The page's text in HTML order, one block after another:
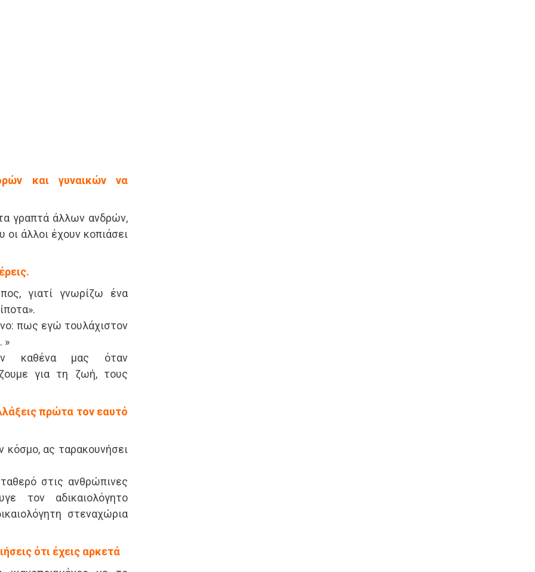
και γυναικών να
γραπτά άλλων ανδρών,
άλλοι έχουν κοπιάσει
γιατί γνωρίζω ένα
πως εγώ τουλάχιστον
»
καθένα μας όταν
για τη ζωή, τους
πρώτα τον εαυτό
κόσμο, ας ταρακουνήσει
στις ανθρώπινες
τον αδικαιολόγητο
στεναχώρια
ότι έχεις αρκετά